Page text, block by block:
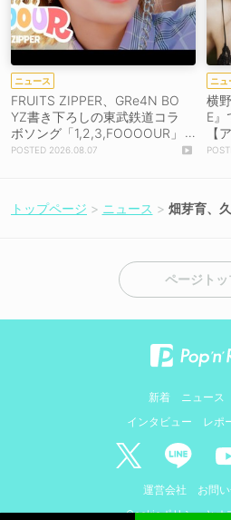
ニュース
FRUITS ZIPPER、GRe4N BO
YZ書き下ろしの東武鉄道コラ
ボソング「1,2,3,FOOOOUR」
をリリース＆MV公開！
2026.08.07
ニュ
横
E』
【
トップページ ニュース
畑芽育、
ページトッ
新着 ニュース
インタビュー
レポ
運営会社
お問
Cookieポリシーとオ